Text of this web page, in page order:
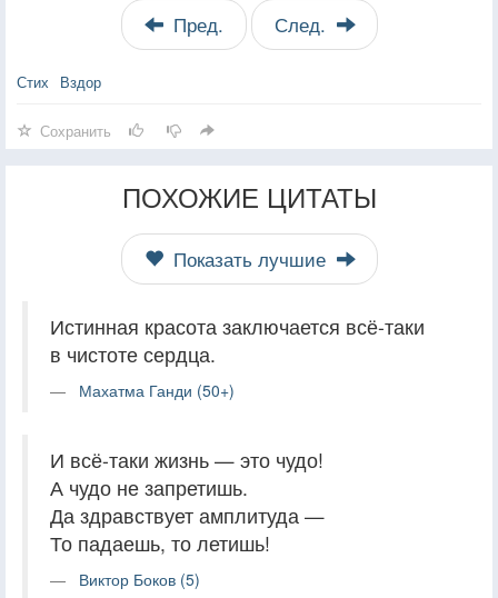
Пред. След.
Стих Вздор
Сохранить
ПОХОЖИЕ ЦИТАТЫ
Показать лучшие
Истинная красота заключается всё-таки
в чистоте сердца.
Махатма Ганди (50+)
И всё-таки жизнь — это чудо!
А чудо не запретишь.
Да здравствует амплитуда —
То падаешь, то летишь!
Виктор Боков (5)